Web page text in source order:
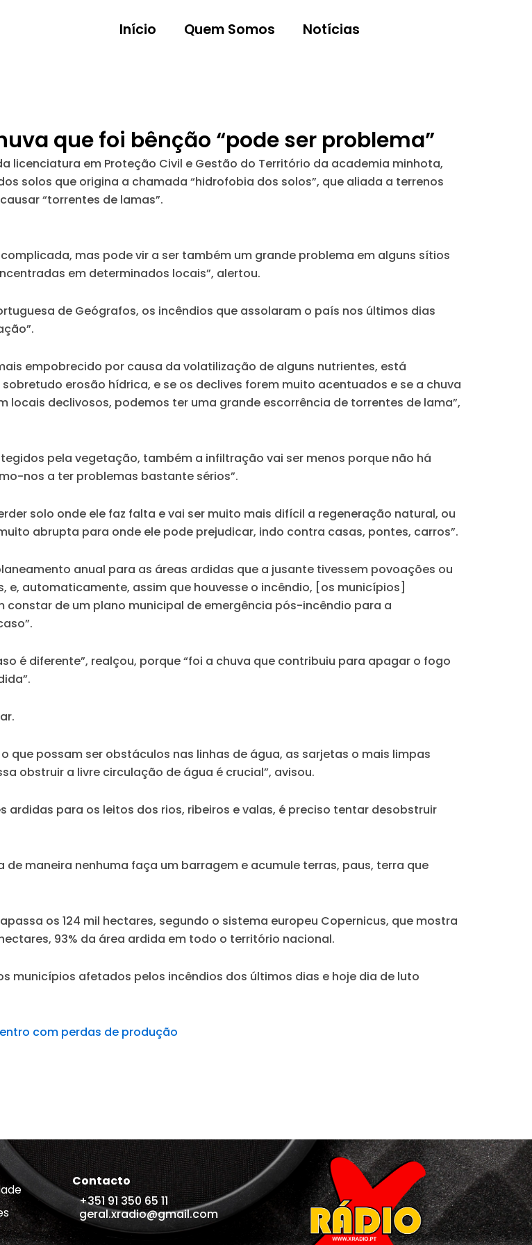
Início Quem Somos Notícias
que foi bênção “pode ser problema”
licenciatura em Proteção Civil e Gestão do Território da academia minhota,
solos que origina a chamada “hidrofobia dos solos”, que aliada a terrenos
“torrentes de lamas”.
mas pode vir a ser também um grande problema em alguns sítios
em determinados locais”, alertou.
de Geógrafos, os incêndios que assolaram o país nos últimos dias
empobrecido por causa da volatilização de alguns nutrientes, está
erosão hídrica, e se os declives forem muito acentuados e se a chuva
declivosos, podemos ter uma grande escorrência de torrentes de lama”,
pela vegetação, também a infiltração vai ser menos porque não há
nos a ter problemas bastante sérios”.
solo onde ele faz falta e vai ser muito mais difícil a regeneração natural, ou
abrupta para onde ele pode prejudicar, indo contra casas, pontes, carros”.
anual para as áreas ardidas que a jusante tivessem povoações ou
e, automaticamente, assim que houvesse o incêndio, [os municípios]
de um plano municipal de emergência pós-incêndio para a
é diferente”, realçou, porque “foi a chuva que contribuiu para apagar o fogo
que possam ser obstáculos nas linhas de água, as sarjetas o mais limpas
obstruir a livre circulação de água é crucial”, avisou.
para os leitos dos rios, ribeiros e valas, é preciso tentar desobstruir
maneira nenhuma faça um barragem e acumule terras, paus, terra que
os 124 mil hectares, segundo o sistema europeu Copernicus, que mostra
93% da área ardida em todo o território nacional.
municípios afetados pelos incêndios dos últimos dias e hoje dia de luto
com perdas de produção
Contacto
+351 91 350 65 11
geral.xradio@gmail.com